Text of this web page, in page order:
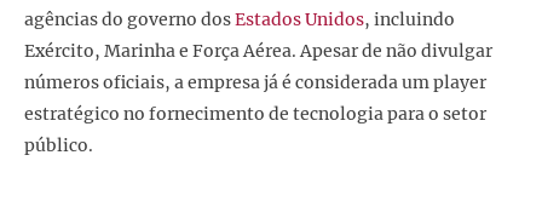
agências do governo dosEstados Unidos, incluindo
Exército, Marinha e Força Aérea. Apesar de não divulgar
números oficiais, a empresa já é considerada um player
estratégico no fornecimento de tecnologia para o setor
público.